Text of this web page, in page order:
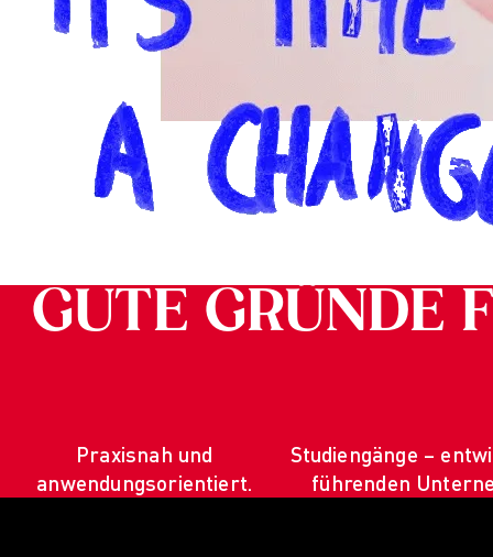
GUTE GRÜNDE
Praxisnah und
anwendungsorientiert.
Studiengänge –
führenden